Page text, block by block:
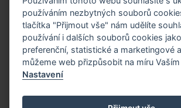
PŘISPĚT TEĎ
používáním nezbytných souborů
tlačítka "Přijmout vše" nám udělíte
používání i dalších souborů cookies
preferenční, statistické a marketingové
můžeme web přizpůsobit na míru
Nastavení